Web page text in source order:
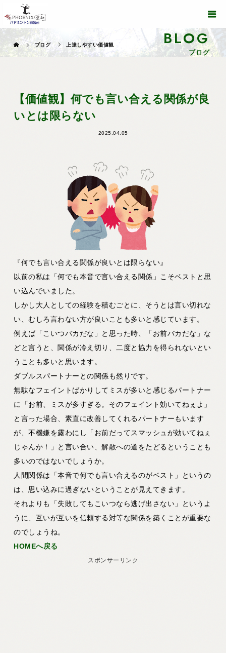
BLOG
ブログ
ブログ 上達しやすい価値観
【価値観】何でも言い合える関係が良
いとは限らない
2025.04.05
『何でも言い合える関係が良いとは限らない』
以前の私は「何でも本音で言い合える関係」こそベストと思
い込んでいました。
しかし大人としての経験を積むごとに、そうとは言い切れな
い、むしろ言わない方が良いことも多いと感じています。
例えば「こいつバカだな」と思った時、「お前バカだな」な
どと言うと、関係が冷え切り、二度と協力を得られないとい
うことも多いと思います。
ダブルスパートナーとの関係も然りです。
無駄なフェイントばかりしてミスが多いと感じるパートナー
に「お前、ミスが多すぎる。そのフェイント効いてねぇよ」
と言った場合、素直に改善してくれるパートナーもいます
が、不機嫌を露わにし「お前だってスマッシュが効いてねぇ
じゃんか！」と言い合い、解散への道をたどるということも
多いのではないでしょうか。
人間関係は「本音で何でも言い合えるのがベスト」というの
は、思い込みに過ぎないということが見えてきます。
それよりも「失敗してもこいつなら逃げ出さない」というよ
うに、互いが互いを信頼する対等な関係を築くことが重要な
のでしょうね。
HOMEへ戻る
スポンサーリンク